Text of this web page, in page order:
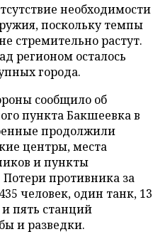
необходимости
поскольку темпы
стремительно растут.
регионом осталось
города.
сообщило об
пункта Бакшеевка в
продолжили
центры, места
и пункты
противника за
человек, один танк, 13
пять станций
и разведки.